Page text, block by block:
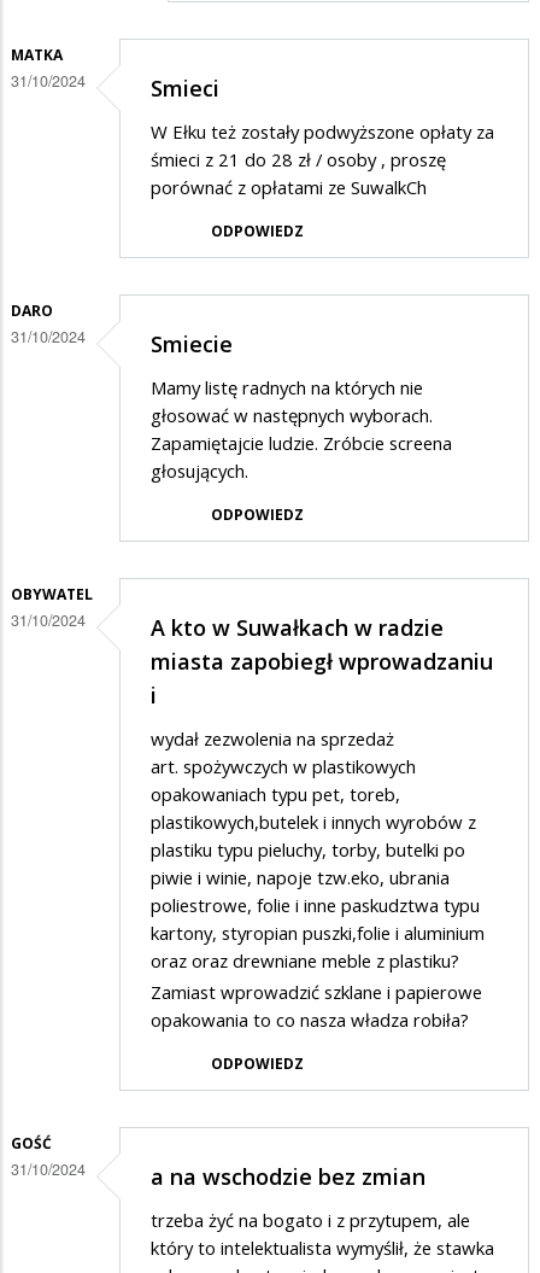
MATKA
31/10/2024 Smieci
W Ełku też zostały podwyższone opłaty za
śmieci z 21 do 28 zł / osoby , proszę
porównać z opłatami ze SuwalkCh
ODPOWIEDZ
DARO
31/10/2024 Smiecie
Mamy listę radnych na których nie
głosować w następnych wyborach.
Zapamiętajcie ludzie. Zróbcie screena
głosujących.
ODPOWIEDZ
OBYWATEL
31/10/2024
A kto w Suwałkach w radzie
miasta zapobiegł wprowadzaniu
i
wydał zezwolenia na sprzedaż
art. spożywczych w plastikowych
opakowaniach typu pet, toreb,
plastikowych,butelek i innych wyrobów z
plastiku typu pieluchy, torby, butelki po
piwie i winie, napoje tzw.eko, ubrania
poliestrowe, folie i inne paskudztwa typu
kartony, styropian puszki,folie i aluminium
oraz oraz drewniane meble z plastiku?
Zamiast wprowadzić szklane i papierowe
opakowania to co nasza władza robiła?
ODPOWIEDZ
GOŚĆ
31/10/2024 a na wschodzie bez zmian
trzeba żyć na bogato i z przytupem, ale
który to intelektualista wymyślił, że stawka